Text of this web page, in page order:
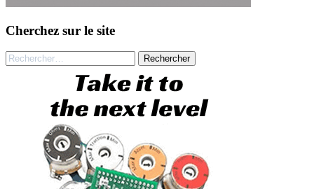
Cherchez sur le site
Rechercher :